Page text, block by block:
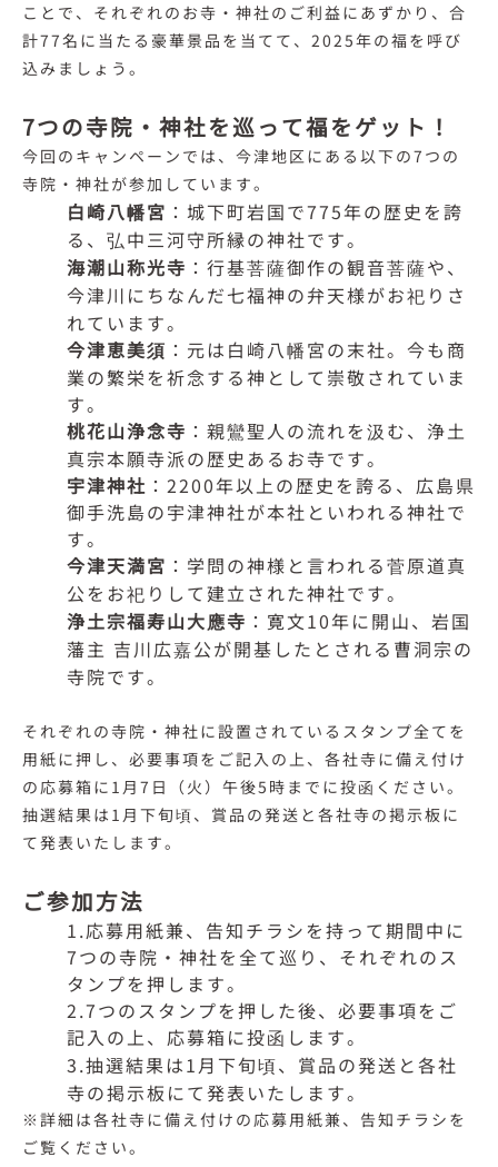
ことで、それぞれのお寺・神社のご利益にあずかり、合
計77名に当たる豪華景品を当てて、2025年の福を呼び
込みましょう。
7つの寺院・神社を巡って福をゲット！
今回のキャンペーンでは、今津地区にある以下の7つの
寺院・神社が参加しています。
白崎八幡宮 ：城下町岩国で775年の歴史を誇
る、弘中三河守所縁の神社です。
海潮山称光寺 ：行基菩薩御作の観音菩薩や、
今津川にちなんだ七福神の弁天様がお祀りさ
れています。
今津恵美須 ：元は白崎八幡宮の末社。今も商
業の繁栄を祈念する神として崇敬されていま
す。
桃花山浄念寺 ：親鸞聖人の流れを汲む、浄土
真宗本願寺派の歴史あるお寺です。
宇津神社 ：2200年以上の歴史を誇る、広島県
御手洗島の宇津神社が本社といわれる神社で
す。
今津天満宮 ：学問の神様と言われる菅原道真
公をお祀りして建立された神社です。
浄土宗福寿山大應寺 ：寛文10年に開山、岩国
藩主 吉川広嘉公が開基したとされる曹洞宗の
寺院です。
それぞれの寺院・神社に設置されているスタンプ全てを
用紙に押し、必要事項をご記入の上、各社寺に備え付け
の応募箱に1月7日（火）午後5時までに投函ください。
抽選結果は1月下旬頃、賞品の発送と各社寺の掲示板に
て発表いたします。
ご参加方法
1.応募用紙兼、告知チラシを持って期間中に
7つの寺院・神社を全て巡り、それぞれのス
タンプを押します。
2.7つのスタンプを押した後、必要事項をご
記入の上、応募箱に投函します。
3.抽選結果は1月下旬頃、賞品の発送と各社
寺の掲示板にて発表いたします。
※詳細は各社寺に備え付けの応募用紙兼、告知チラシを
ご覧ください。